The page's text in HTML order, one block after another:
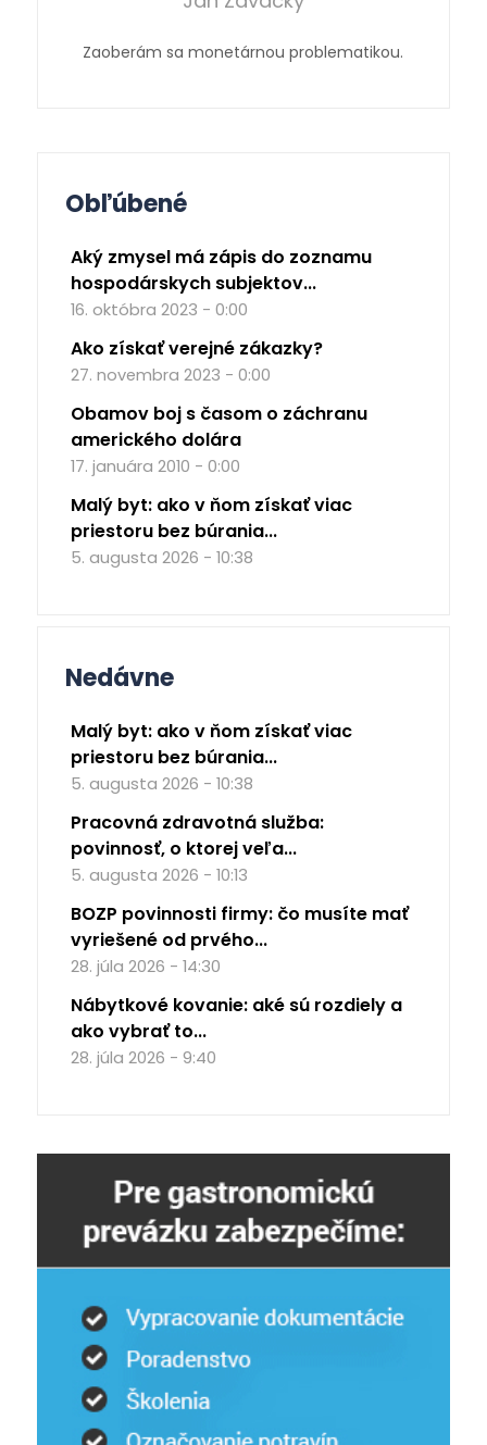
Zaoberám sa monetárnou problematikou.
Obľúbené
Aký zmysel má zápis do zoznamu
hospodárskych subjektov...
16. októbra 2023 - 0:00
Ako získať verejné zákazky?
27. novembra 2023 - 0:00
Obamov boj s časom o záchranu
amerického dolára
17. januára 2010 - 0:00
Malý byt: ako v ňom získať viac
priestoru bez búrania...
5. augusta 2026 - 10:38
Nedávne
Malý byt: ako v ňom získať viac
priestoru bez búrania...
5. augusta 2026 - 10:38
Pracovná zdravotná služba:
povinnosť, o ktorej veľa...
5. augusta 2026 - 10:13
BOZP povinnosti firmy: čo musíte mať
vyriešené od prvého...
28. júla 2026 - 14:30
Nábytkové kovanie: aké sú rozdiely a
ako vybrať to...
28. júla 2026 - 9:40